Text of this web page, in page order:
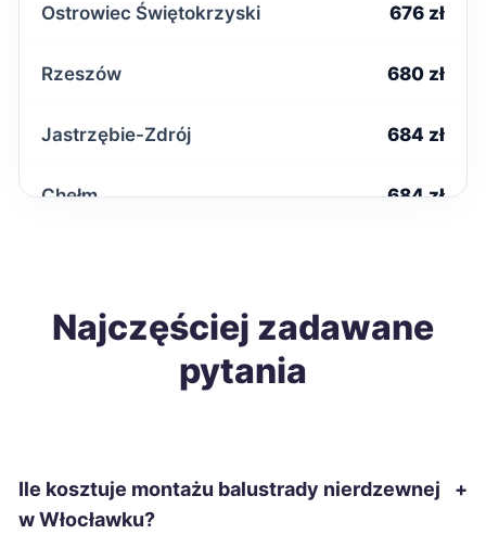
Ostrowiec Świętokrzyski 676 zł
Rzeszów 680 zł
Jastrzębie-Zdrój 684 zł
Chełm 684 zł
Ełk 687 zł
Żary 689 zł
Najczęściej zadawane
pytania
Ile kosztuje montażu balustrady nierdzewnej
w Włocławku?
+